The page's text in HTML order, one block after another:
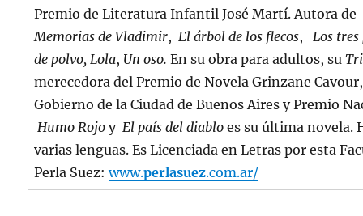
Premio de Literatura Infantil José Martí. Autora de
Memorias de Vladimir, El árbol de los flecos,
Los
de polvo, Lola, Un oso. En su obra para adultos, su
merecedora del Premio de Novela Grinzane
Gobierno de la Ciudad de Buenos Aires y Premio
Humo Rojo y El país del diablo es su última novela.
varias lenguas. Es Licenciada en Letras por esta
Perla Suez:www.perlasuez.com.ar/